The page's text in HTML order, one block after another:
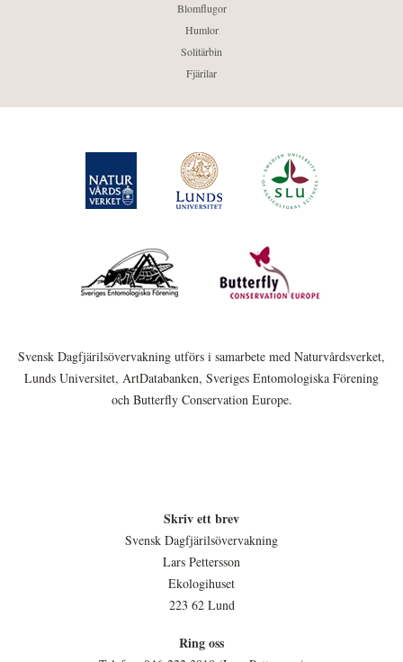
Blomflugor
Humlor
Solitärbin
Fjärilar
Svensk Dagfjärilsövervakning utförs i samarbete med Naturvårdsverket,
Lunds Universitet, ArtDatabanken, Sveriges Entomologiska Förening
och Butterfly Conservation Europe.
Skriv ett brev
Svensk Dagfjärilsövervakning
Lars Pettersson
Ekologihuset
223 62 Lund
Ring oss